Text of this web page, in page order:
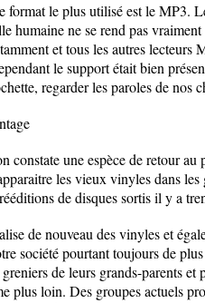
format le plus utilisé est le MP3.
humaine ne se rend pas
et tous les autres
le support était bien
regarder les paroles de nos
constate une espèce de retour
les vieux vinyles dans
de disques sortis il y a
de nouveau des vinyles et
société pourtant toujours de
de leurs grands-parents
plus loin. Des groupes actuels